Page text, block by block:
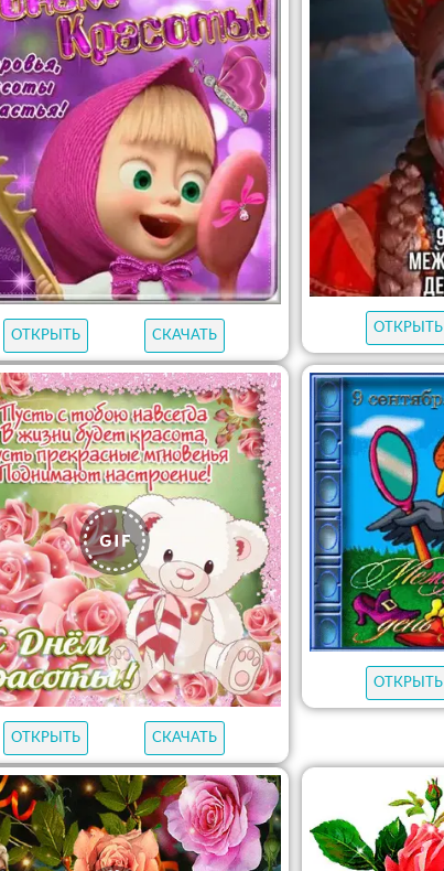
ОТКРЫТЬ СКАЧАТЬ
ОТКРЫТЬ
ОТКРЫТЬ СКАЧАТЬ
ОТКРЫТЬ